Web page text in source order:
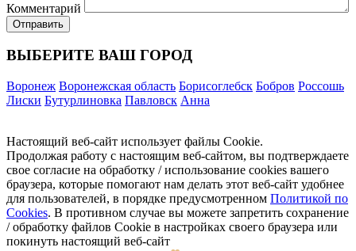
Комментарий
ВЫБЕРИТЕ ВАШ ГОРОД
Воронеж Воронежская область Борисоглебск Бобров Россошь
Лиски Бутурлиновка Павловск Анна
Настоящий веб-сайт использует файлы Cookie.
Продолжая работу с настоящим веб-сайтом, вы подтверждаете
свое согласие на обработку / использование cookies вашего
браузера, которые помогают нам делать этот веб-сайт удобнее
для пользователей, в порядке предусмотренном Политикой по
Cookies. В противном случае вы можете запретить сохранение
/ обработку файлов Cookie в настройках своего браузера или
покинуть настоящий веб-сайт